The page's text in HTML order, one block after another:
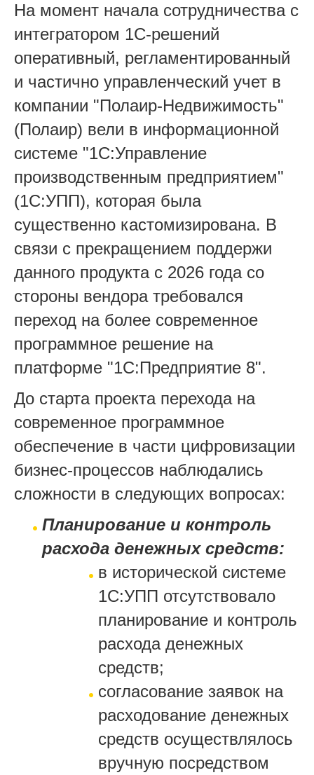
На момент начала сотрудничества с
интегратором 1С-решений
оперативный, регламентированный
и частично управленческий учет в
компании "Полаир-Недвижимость"
(Полаир) вели в информационной
системе "1С:Управление
производственным предприятием"
(1С:УПП), которая была
существенно кастомизирована. В
связи с прекращением поддержи
данного продукта с 2026 года со
стороны вендора требовался
переход на более современное
программное решение на
платформе "1С:Предприятие 8".
До старта проекта перехода на
современное программное
обеспечение в части цифровизации
бизнес-процессов наблюдались
сложности в следующих вопросах:
Планирование и контроль
расхода денежных средств:
в исторической системе
1C:УПП отсутствовало
планирование и контроль
расхода денежных
средств;
согласование заявок на
расходование денежных
средств осуществлялось
вручную посредством